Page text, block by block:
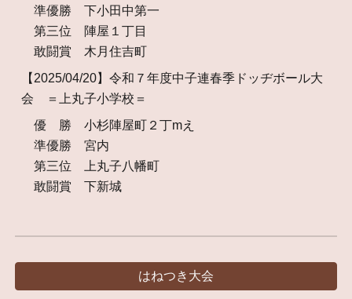
準優勝 下小田中第一
第三位 陣屋１丁目
敢闘賞 木月住吉町
【2025/04/20】令和７年度中子連春季ドッヂボール大
会 ＝上丸子小学校＝
優 勝 小杉陣屋町２丁mえ
準優勝 宮内
第三位 上丸子八幡町
敢闘賞 下新城
はねつき大会